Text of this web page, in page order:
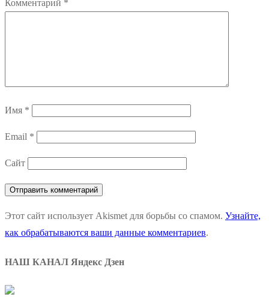
Комментарий *
Имя *
Email *
Сайт
Этот сайт использует Akismet для борьбы со спамом. Узнайте,
как обрабатываются ваши данные комментариев.
НАШ КАНАЛ Яндекс Дзен